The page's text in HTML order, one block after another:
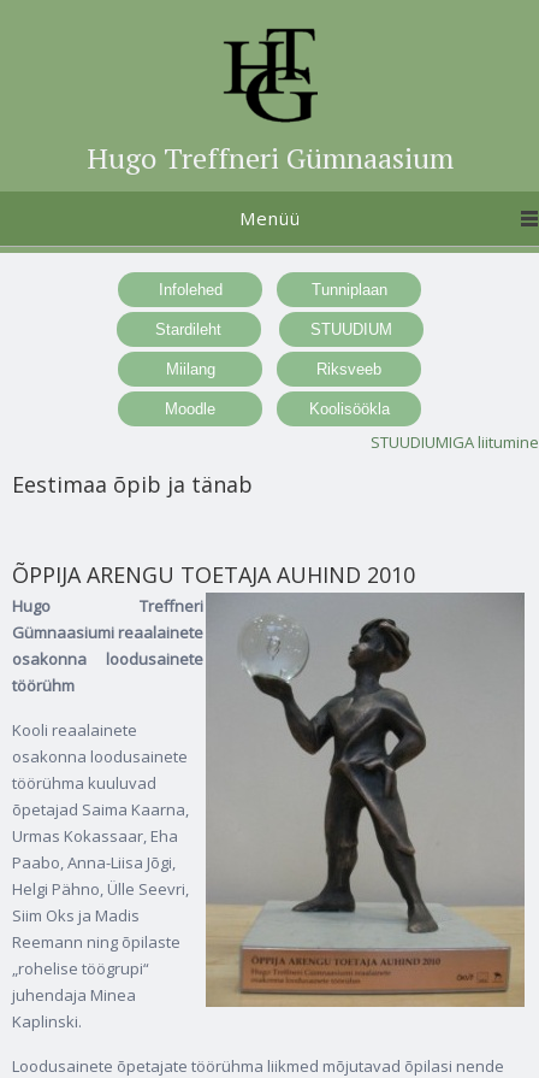
Hugo Treffneri Gümnaasium
Menüü
STUUDIUMIGA liitumine
Eestimaa õpib ja tänab
ÕPPIJA ARENGU TOETAJA AUHIND 2010
Hugo Treffneri
Gümnaasiumi reaalainete
osakonna loodusainete
töörühm
Kooli reaalainete
osakonna loodusainete
töörühma kuuluvad
õpetajad Saima Kaarna,
Urmas Kokassaar, Eha
Paabo, Anna-Liisa Jõgi,
Helgi Pähno, Ülle Seevri,
Siim Oks ja Madis
Reemann ning õpilaste
„rohelise töögrupi“
juhendaja Minea
Kaplinski.
Loodusainete õpetajate töörühma liikmed mõjutavad õpilasi nende